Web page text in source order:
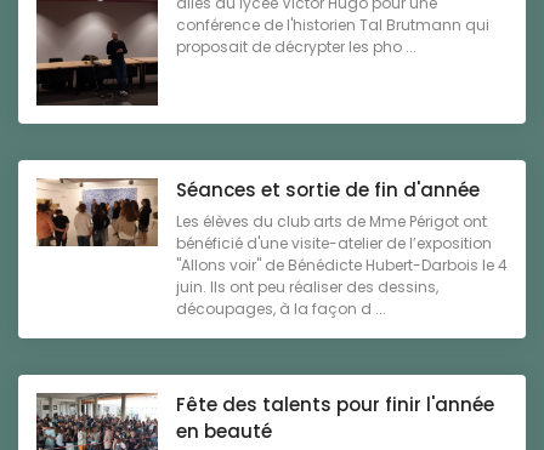
conférence de l'historien Tal Brutmann qui
proposait de décrypter les pho ...
Séances et sortie de fin d'année
Les élèves du club arts de Mme Périgot ont
bénéficié d'une visite-atelier de l’exposition
"Allons voir" de Bénédicte Hubert-Darbois le 4
juin. Ils ont peu réaliser des dessins,
découpages, à la façon d ...
Fête des talents pour finir l'année
en beauté